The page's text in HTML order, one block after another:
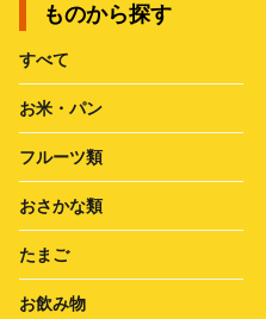
ものから探す
すべて
お米・パン
フルーツ類
おさかな類
たまご
お飲み物